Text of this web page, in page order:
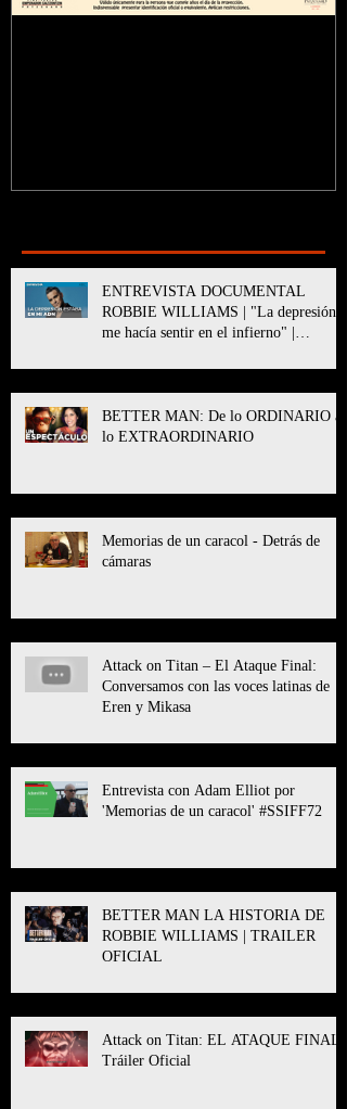
ENTREVISTA DOCUMENTAL
ROBBIE WILLIAMS | "La depresión
me hacía sentir en el infierno" |
BETTER MAN: De lo ORDINARIO a
lo EXTRAORDINARIO
Memorias de un caracol - Detrás de
cámaras
Attack on Titan – El Ataque Final:
Conversamos con las voces latinas de
Eren y Mikasa
Entrevista con Adam Elliot por
'Memorias de un caracol' #SSIFF72
BETTER MAN LA HISTORIA DE
ROBBIE WILLIAMS | TRAILER
OFICIAL
Attack on Titan: EL ATAQUE FINAL l
Tráiler Oficial